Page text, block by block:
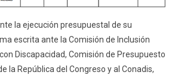
la ejecución presupuestal de su
escrita ante la Comisión de Inclusión
Discapacidad, Comisión de Presupuesto
la República del Congreso y al Conadis,